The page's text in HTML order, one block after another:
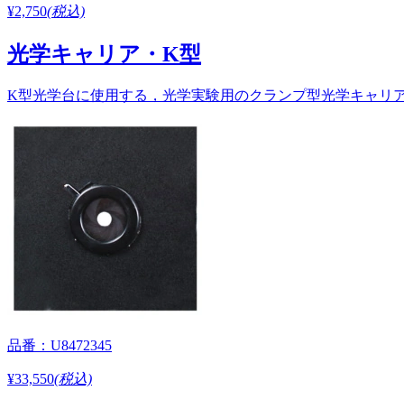
¥2,750(税込)
光学キャリア・K型
K型光学台に使用する，光学実験用のクランプ型光学キャリ
品番：U8472345
¥33,550(税込)